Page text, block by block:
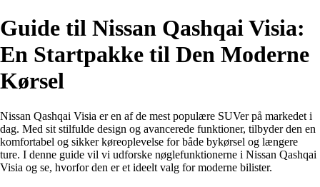
Guide til Nissan Qashqai Visia:
En Startpakke til Den Moderne
Kørsel
Nissan Qashqai Visia er en af de mest populære SUVer på markedet i
dag. Med sit stilfulde design og avancerede funktioner, tilbyder den en
komfortabel og sikker køreoplevelse for både bykørsel og længere
ture. I denne guide vil vi udforske nøglefunktionerne i Nissan Qashqai
Visia og se, hvorfor den er et ideelt valg for moderne bilister.